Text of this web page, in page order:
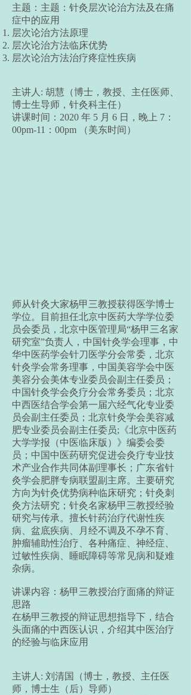
主题：主题：针灸层次论治方法及在痛
症中的应用
层次论治方法原理
层次论治方法临床优势
层次论治方法治疗疼症性疾病
主讲人: 胡慧（博士，教授、主任医师、
博士生导师，针灸科主任）
讲课时间：2020 年 5 月 6 日，晚上 7：
00pm-11：00pm （美东时间）
师从针灸大家杨甲三教授获得医学博士
学位。目前担任北京中医药大学学位委
员会委员，北京中医管理局“杨甲三名家
研究室”负责人，中国针灸学会理事，中
华中医药学会针刀医学分会常委，北京
针灸学会常务理事，中国美容学会中医
美容分会美体专业委员会副主任委员；
中国针灸学会灸疗分会常务委员；北京
中西医结合学会第一届六经气化专业委
员会副主任委员；北京针灸学会美容减
肥专业委员会副主任委员;《北京中医药
大学学报（中医临床版）》编委会委
员；中国中医药研究促进会灸疗专业技
术产业合作共同体副理事长；广东省针
灸学会肥胖专病联盟副主席。主要研究
方向为针灸优势病种临床研究；针灸刺
灸方法研究；针灸名家杨甲三教授经验
研究与传承。擅长针药治疗代谢性疾
病、盆底疾病、月经不调及不孕不育、
肿瘤辅助性治疗、各种痛症、神经症、
过敏性疾病、睡眠障碍等常见病和疑难
杂病。
讲课内容：杨甲三教授治疗面痛的辩证
思路
在杨甲三教授的辩证思想指导下，结合
头面痛的中西医认识，介绍其中医治疗
的经验与临床应用
主讲人: 刘清国（博士，教授、主任医
师，博士生（后）导师）